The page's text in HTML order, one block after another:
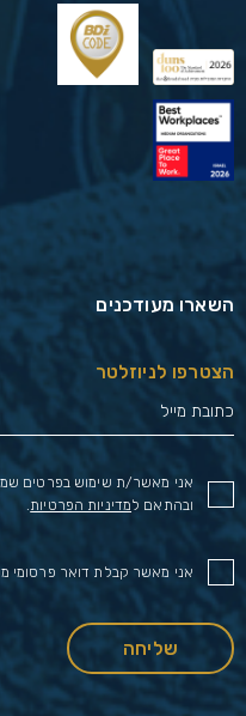
השארו מעודכנים
הצטרפו לניוזלטר
אני מאשר/ת שימוש בפרטים
ובהתאם למדיניות הפרטיות
אני מאשר קבלת דואר פרסומי